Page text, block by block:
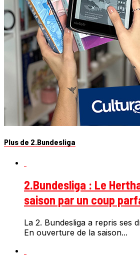
Plus de 2.Bundesliga
2.Bundesliga : Le
saison par un coup
La 2. Bundesliga a repris ses
En ouverture de la saison...